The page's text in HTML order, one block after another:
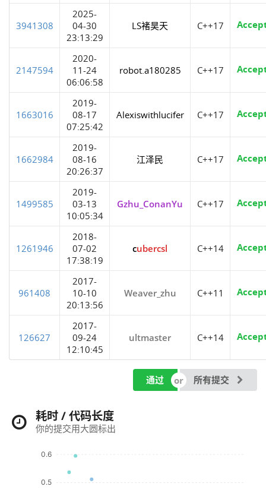
3941308
2025-
04-30
23:13:29
LS褚昊天 C++17
2147594
2020-
11-24
06:06:58
robot.a180285 C++17
1663016
2019-
08-17
07:25:42
Alexiswithlucifer C++17
1662984
2019-
08-16
20:26:37
江泽民 C++17
1499585
2019-
03-13
10:05:34
Gzhu_ConanYu C++17
1261946
2018-
07-02
17:38:19
cubercsl C++14
961408
2017-
10-10
20:13:56
Weaver_zhu C++11
126627
2017-
09-24
12:10:45
ultmaster C++14
通过 所有提交
耗时 / 代码长度
你的提交用大圆标出